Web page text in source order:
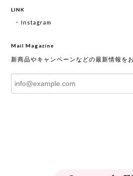
LINK
Instagram
Mail Magazine
新商品やキャンペーンなどの最新情報を